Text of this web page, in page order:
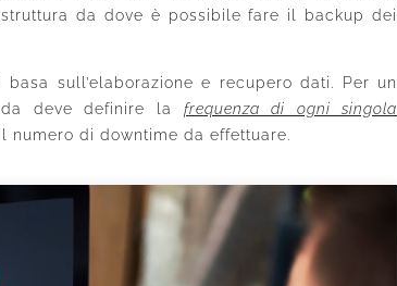
da dove è possibile fare il backup dei
sull’elaborazione e recupero dati. Per un
deve definire la frequenza di ogni singola
numero di downtime da effettuare.